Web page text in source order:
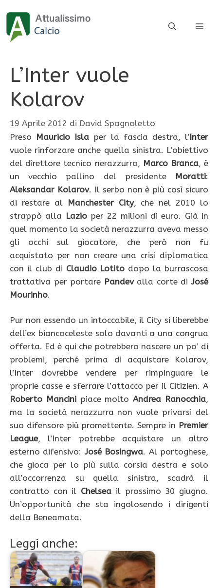
contenuto
L’Inter vuole
Kolarov
19 Aprile 2012 di David Spagnoletto
Preso Mauricio Isla per la fascia destra, l’Inter
vuole rinforzare anche quella sinistra. L’obiettivo
del direttore tecnico nerazzurro, Marco Branca, è
un vecchio pallino del presidente Moratti:
Aleksandar Kolarov. Il serbo non è più così sicuro
di restare al Manchester City, che nel 2010 lo
strappò alla Lazioper 22 milioni di euro. Già in
quel momento la società nerazzurra aveva messo
gli occhi sul giocatore, che però non fu
acquistato per non creare una crisi diplomatica
con il club di Claudio Lotito dopo la burrascosa
trattativa per portare Pandevalla corte diJosé
Mourinho.
Pur non essendo un intoccabile, il City si liberebbe
dell’ex biancoceleste solo davanti a una congrua
offerta. Ed è qui che potrebbero nascere un po’ di
problemi, perché prima di acquistare Kolarov,
l’Inter dovrebbe vendere per rimpinguare le
proprie casse e sferrare l’attacco per il Citizien. A
Roberto Mancinipiace moltoAndrea Ranocchia,
ma la società nerazzurra non vuole privarsi del
suo difensore più promettente. Sempre in Premier
League, l’Inter potrebbe acquistare un altro
esterno difensivo:José Bosingwa. Al portoghese,
che gioca per lo più sulla corsia destra e solo
all’occorrenza su quella sinistra, scadrà il
contratto con il Chelsea il prossimo 30 giugno.
Un’opportunità che sta ingolosendo i dirigenti
della Beneamata.
Leggi anche: